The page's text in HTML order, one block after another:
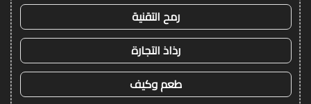
رمح التقنية
رذاذ التجارة
طعم وكيف